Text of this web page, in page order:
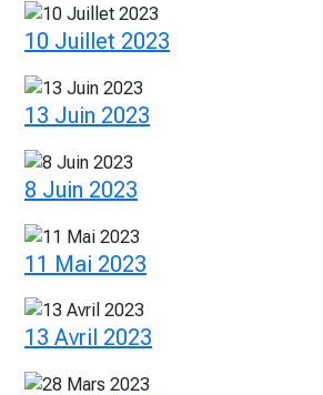
10 Juillet 2023
13 Juin 2023
8 Juin 2023
11 Mai 2023
13 Avril 2023